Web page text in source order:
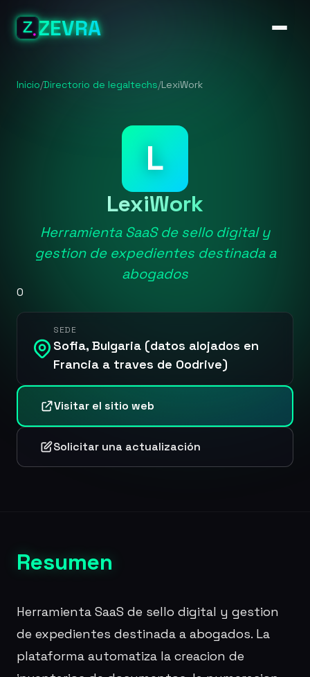
ZEVRA
Inicio/Directorio de legaltechs/LexiWork
L
LexiWork
Herramienta SaaS de sello digital y
gestion de expedientes destinada a
abogados
0
SEDE
Sofia, Bulgaria (datos alojados en
Francia a traves de Oodrive)
Visitar el sitio web
Solicitar una actualización
Resumen
Herramienta SaaS de sello digital y gestion
de expedientes destinada a abogados. La
plataforma automatiza la creacion de